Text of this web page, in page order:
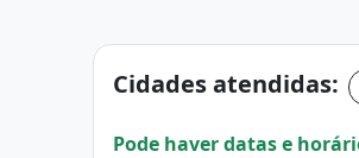
Cidades atendidas:
Pode haver datas e